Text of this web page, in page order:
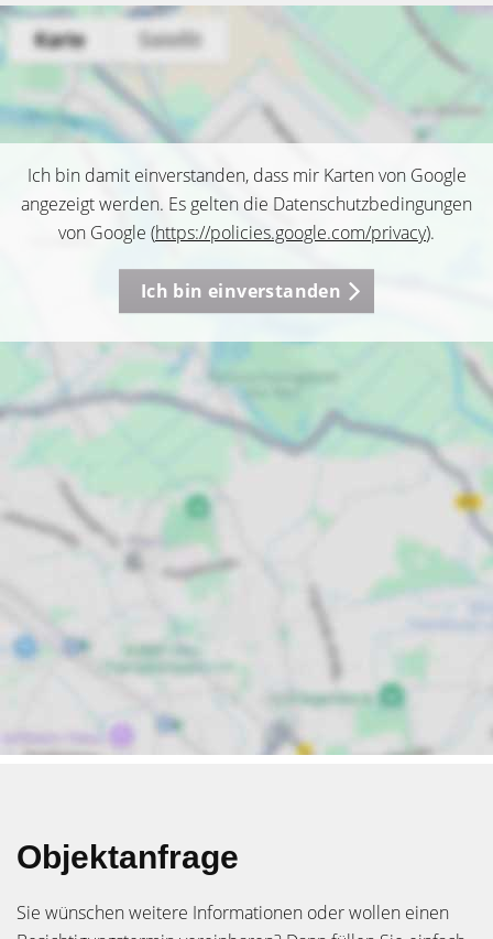
Ich bin damit einverstanden, dass mir Karten von Google
angezeigt werden. Es gelten die Datenschutzbedingungen
von Google (https://policies.google.com/privacy).
Ich bin einverstanden
Objektanfrage
Sie wünschen weitere Informationen oder wollen einen